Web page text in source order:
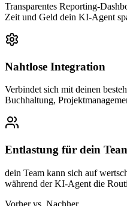
Transparentes Reporting-
Zeit und Geld dein KI-Agent
Nahtlose Integration
Verbindet sich mit deinen
Buchhaltung,
Entlastung für dein
dein Team kann sich auf
während der KI-Agent die
Vorher vs. Nachher